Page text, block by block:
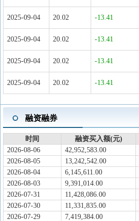
2025-09-04 20.02 -13.41
2025-09-04 20.02 -13.41
2025-09-04 20.02 -13.41
2025-09-04 20.02 -13.41
融资融券
时间 融资买入额(元)
2026-08-06
42,952,583.00
2026-08-05
13,242,542.00
2026-08-04
6,145,611.00
2026-08-03
9,391,014.00
2026-07-31
11,428,086.00
2026-07-30
11,331,835.00
2026-07-29
7,419,384.00